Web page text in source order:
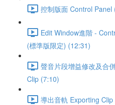
控制版面 Control Panel
Edit Window進階 -
(標準版限定) (12:31)
聲音片段增益修改及合
Clip (7:10)
導出音軌 Exporting